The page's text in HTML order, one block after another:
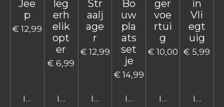
Jee
p
€ 12,99
In winkelwagen
leg
erh
elik
opt
er
€ 6,99
In winkelwagen
Str
aalj
age
r
€ 12,99
In winkelwagen
Bo
uw
pla
ats
set
je
€ 14,99
In winkelwagen
ger
voe
rtui
g
€ 10,00
In
in
Vli
egt
uig
€ 5,99
In